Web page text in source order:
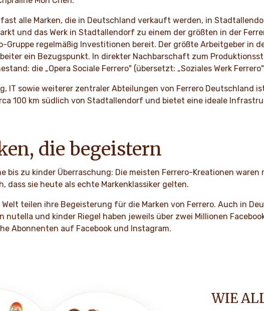
alle Marken, die in Deutschland verkauft werden, in
und das Werk in Stadtallendorf zu einem der größten in der
Gruppe regelmäßig Investitionen bereit. Der größte Arbeitgeber in
ein Bezugspunkt. In direkter Nachbarschaft zum
die „Opera Sociale Ferrero" (übersetzt: „Soziales Werk
IT sowie weiterer zentraler Abteilungen von Ferrero Deutschland
100 km südlich von Stadtallendorf und bietet eine ideale
die begeistern
bis zu kinder Überraschung: Die meisten Ferrero-Kreationen
dass sie heute als echte Markenklassiker gelten.
teilen ihre Begeisterung für die Marken von Ferrero. Auch in
nutella und kinder Riegel haben jeweils über zwei Millionen
Abonnenten auf Facebook und Instagram.
WIE